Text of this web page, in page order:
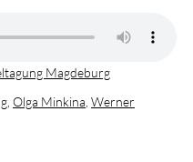
Magdeburg
Olga Minkina Werner